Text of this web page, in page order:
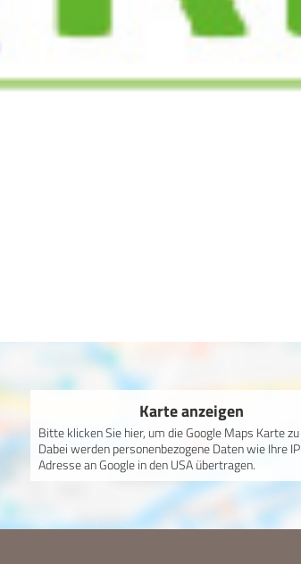
Karte anzeigen
Bitte klicken Sie hier, um die Google Maps Karte
Dabei werden personenbezogene Daten wie Ihre
Adresse an Google in den USA übertragen.